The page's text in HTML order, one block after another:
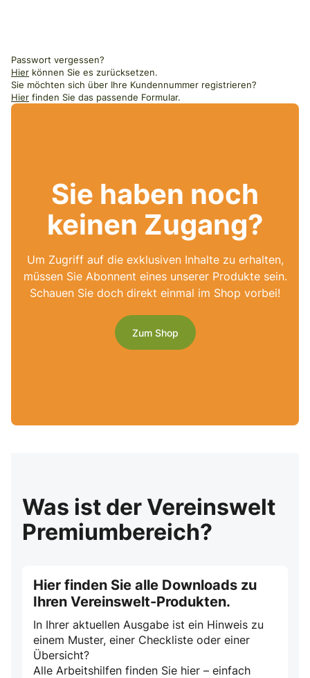
Passwort vergessen?
Hier können Sie es zurücksetzen.
Sie möchten sich über Ihre Kundennummer registrieren?
Hier finden Sie das passende Formular.
Sie haben noch
keinen Zugang?
Um Zugriff auf die exklusiven Inhalte zu erhalten,
müssen Sie Abonnent eines unserer Produkte sein.
Schauen Sie doch direkt einmal im Shop vorbei!
Zum Shop
Was ist der Vereinswelt
Premiumbereich?
Hier finden Sie alle Downloads zu
Ihren Vereinswelt-Produkten.
In Ihrer aktuellen Ausgabe ist ein Hinweis zu
einem Muster, einer Checkliste oder einer
Übersicht?
Alle Arbeitshilfen finden Sie hier – einfach